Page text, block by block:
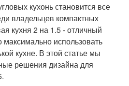
кухонь становится все
владельцев компактных
кухня 2 на 1.5 - отличный
использовать
кухне. В этой статье мы
решения дизайна для